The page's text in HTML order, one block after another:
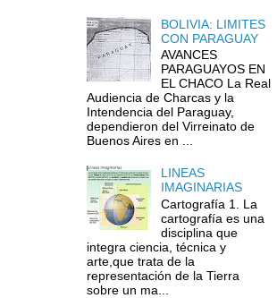
BOLIVIA: LIMITES
CON PARAGUAY
AVANCES
PARAGUAYOS EN
EL CHACO La Real
Audiencia de Charcas y la
Intendencia del Paraguay,
dependieron del Virreinato de
Buenos Aires en ...
LINEAS
IMAGINARIAS
Cartografía 1. La
cartografía es una
disciplina que
integra ciencia, técnica y
arte,que trata de la
representación de la Tierra
sobre un ma...